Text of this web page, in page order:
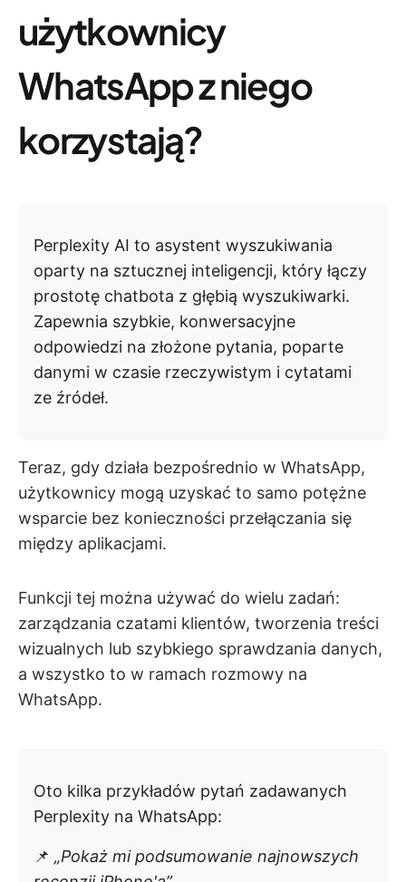
użytkownicy
WhatsApp z niego
korzystają?
Perplexity AI to asystent wyszukiwania
oparty na sztucznej inteligencji, który łączy
prostotę chatbota z głębią wyszukiwarki.
Zapewnia szybkie, konwersacyjne
odpowiedzi na złożone pytania, poparte
danymi w czasie rzeczywistym i cytatami
ze źródeł.
Teraz, gdy działa bezpośrednio w WhatsApp,
użytkownicy mogą uzyskać to samo potężne
wsparcie bez konieczności przełączania się
między aplikacjami.
Funkcji tej można używać do wielu zadań:
zarządzania czatami klientów, tworzenia treści
wizualnych lub szybkiego sprawdzania danych,
a wszystko to w ramach rozmowy na
WhatsApp.
Oto kilka przykładów pytań zadawanych
Perplexity na WhatsApp:
📌 „Pokaż mi podsumowanie najnowszych